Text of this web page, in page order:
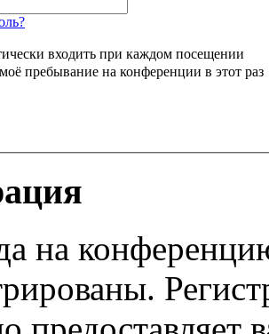
входить при каждом посещении
пребывание на конференции в этот раз
на